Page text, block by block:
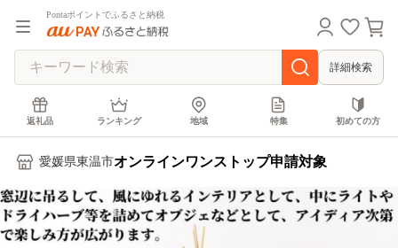
Pontaポイントでふるさと納税
詳細検索
返礼品 ランキング 地域 特集 初めての方
愛媛県東温市オンラインワンストップ申請対象